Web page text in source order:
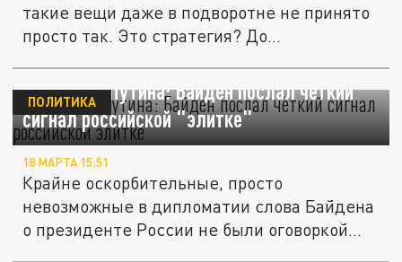
такие вещи даже в подворотне не принято
просто так. Это стратегия? До...
Свергнуть Путина: Байден послал чёткий
сигнал российской "элитке"
ПОЛИТИКА
18 МАРТА 15:51
Крайне оскорбительные, просто
невозможные в дипломатии слова Байдена
о президенте России не были оговоркой